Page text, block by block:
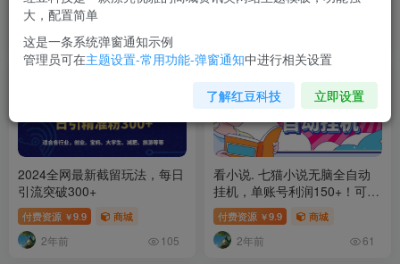
付费资源 ￥9.9
2年前 80
+变现终极指南
2024全网最新截留玩法，每日
引流突破300+
付费资源 ￥9.9 商城
2年前 105
看小说. 七猫小说无脑全自动
挂机，单账号利润150+！可批
量矩阵操作
付费资源 ￥9.9 商城
2年前 61
大，配置简单
这是一条系统弹窗通知示例
管理员可在主题设置-常用功能-弹窗通知中进行相关设置
了解红豆科技 立即设置